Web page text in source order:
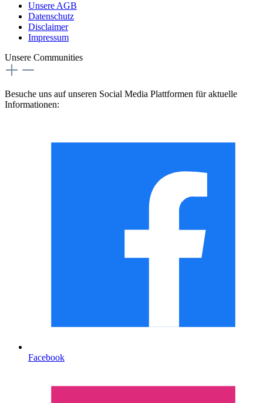
Unsere AGB
Datenschutz
Disclaimer
Impressum
Unsere Communities
Besuche uns auf unseren Social Media Plattformen für aktuelle
Informationen:
Facebook